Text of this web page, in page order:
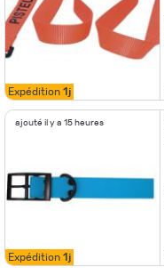
Expédition 1j
ajouté il y a 15 heures
Expédition 1j